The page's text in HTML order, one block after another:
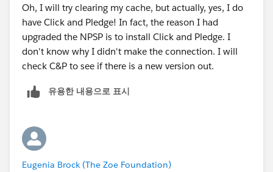
Oh, I will try clearing my cache, but actually, yes, I do
have Click and Pledge! In fact, the reason I had
upgraded the NPSP is to install Click and Pledge. I
don't know why I didn't make the connection. I will
check C&P to see if there is a new version out.
유용한 내용으로 표시
Eugenia Brock (The Zoe Foundation)